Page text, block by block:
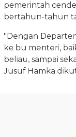
pemerintah
bertahun-tahun
"Dengan
ke bu menteri,
beliau, sampai
Jusuf Hamka